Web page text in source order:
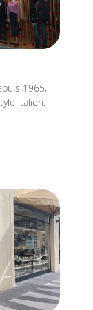
1965,
italien.